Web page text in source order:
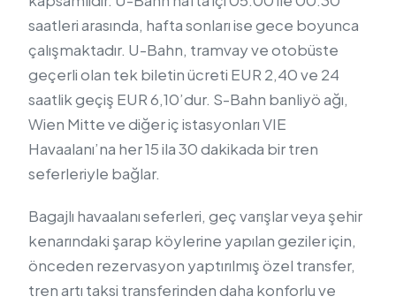
saatleri arasında, hafta sonları ise gece boyunca
çalışmaktadır. U-Bahn, tramvay ve otobüste
geçerli olan tek biletin ücreti EUR 2,40 ve 24
saatlik geçiş EUR 6,10’dur. S-Bahn banliyö ağı,
Wien Mitte ve diğer iç istasyonları VIE
Havaalanı’na her 15 ila 30 dakikada bir tren
seferleriyle bağlar.
Bagajlı havaalanı seferleri, geç varışlar veya şehir
kenarındaki şarap köylerine yapılan geziler için,
önceden rezervasyon yaptırılmış özel transfer,
tren artı taksi transferinden daha konforlu ve